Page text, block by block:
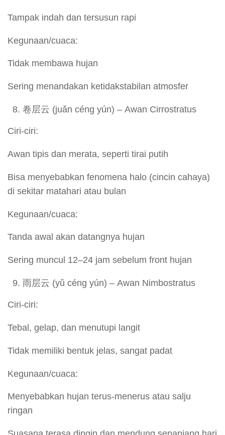
Tampak indah dan tersusun rapi
Kegunaan/cuaca:
Tidak membawa hujan
Sering menandakan ketidakstabilan atmosfer
卷层云 (juǎn céng yún) – Awan Cirrostratus
Ciri-ciri:
Awan tipis dan merata, seperti tirai putih
Bisa menyebabkan fenomena halo (cincin cahaya)
di sekitar matahari atau bulan
Kegunaan/cuaca:
Tanda awal akan datangnya hujan
Sering muncul 12–24 jam sebelum front hujan
雨层云 (yǔ céng yún) – Awan Nimbostratus
Ciri-ciri:
Tebal, gelap, dan menutupi langit
Tidak memiliki bentuk jelas, sangat padat
Kegunaan/cuaca:
Menyebabkan hujan terus-menerus atau salju
ringan